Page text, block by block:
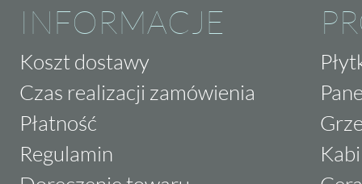
INFORMACJE
Koszt dostawy
Czas realizacji zamówienia
Płatność
Regulamin